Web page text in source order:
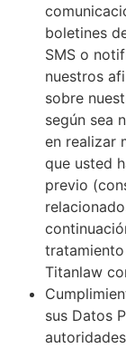
boletines
SMS o
nuestros
sobre
según sea
en realizar
que usted
previo
Titanlaw
sus Datos